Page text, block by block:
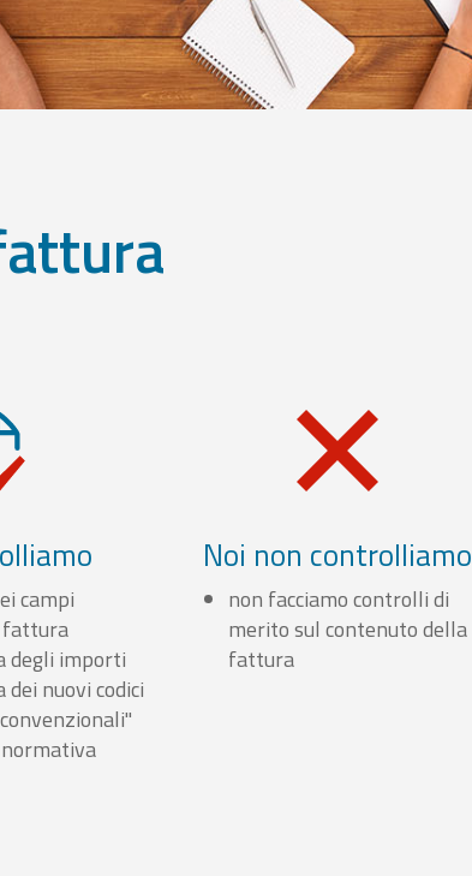
campi
degli importi
nuovi codici
Noi non controlliamo
non facciamo controlli di
merito sul contenuto della
fattura